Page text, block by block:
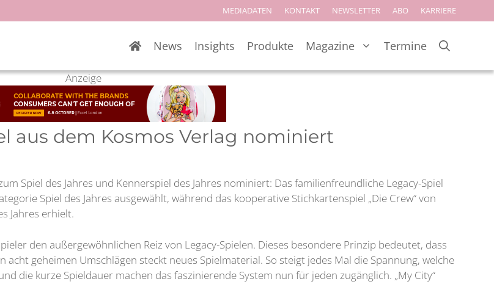
MEDIADATEN KONTAKT NEWSLETTER ABO KARRIERE
News Insights Produkte Magazine Termine
Anzeige
aus dem Kosmos Verlag nominiert
Spiel des Jahres und Kennerspiel des Jahres nominiert: Das familienfreundliche Legacy-Spiel
Spiel des Jahres ausgewählt, während das kooperative Stichkartenspiel „Die Crew“ von
Jahres erhielt.
den außergewöhnlichen Reiz von Legacy-Spielen. Dieses besondere Prinzip bedeutet, dass
geheimen Umschlägen steckt neues Spielmaterial. So steigt jedes Mal die Spannung, welche
die kurze Spieldauer machen das faszinierende System nun für jeden zugänglich. „My City“